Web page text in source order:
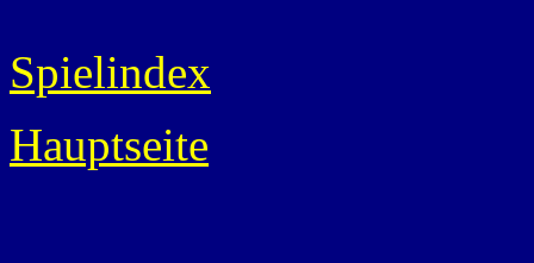
Spielindex
Hauptseite